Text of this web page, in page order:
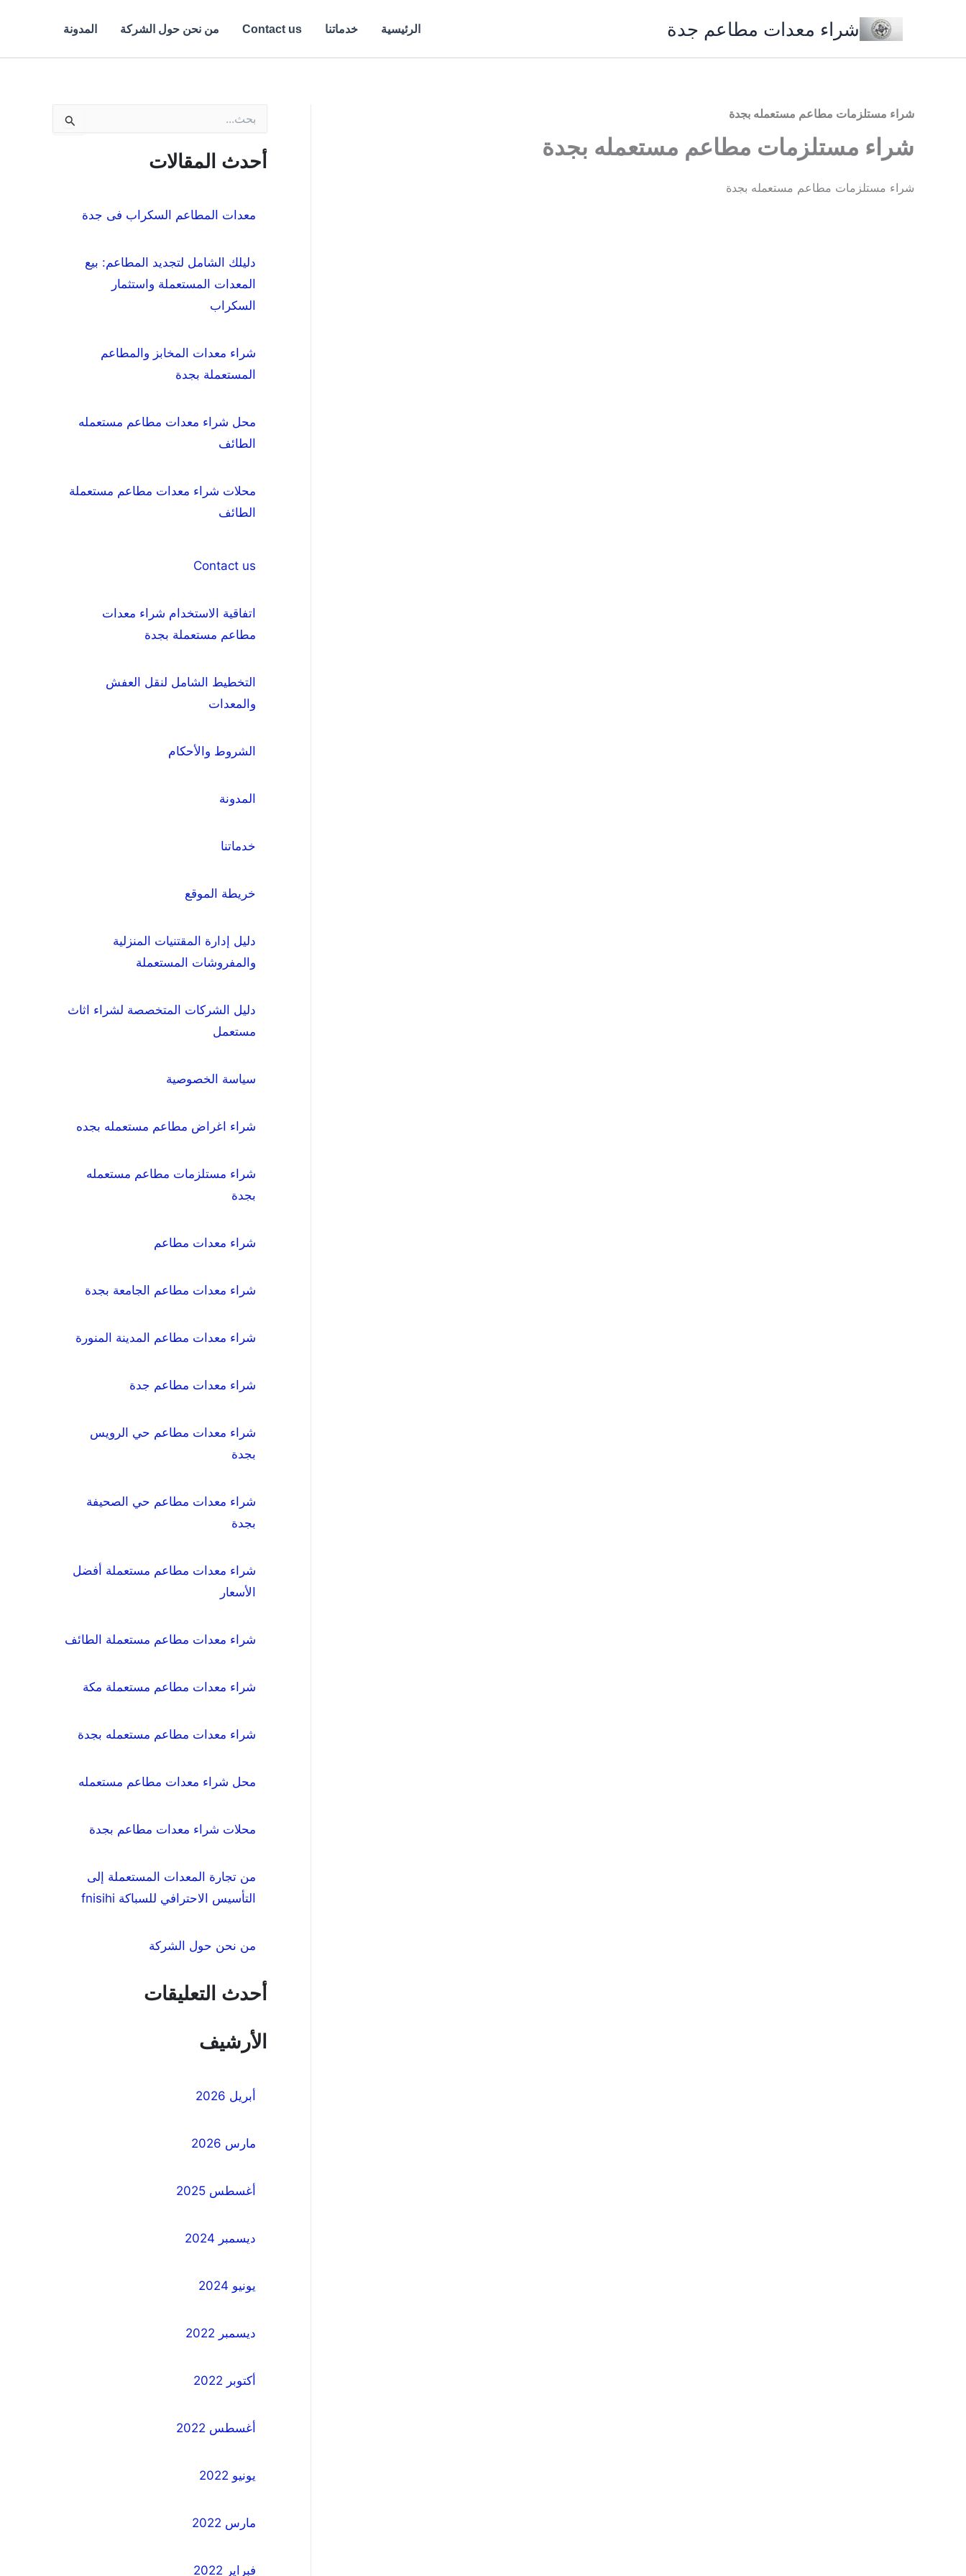
شراء معدات مطاعم جدة الرئيسية خدماتنا Contact us من نحن حول الشركة المدونة
شراء مستلزمات مطاعم مستعمله بجدة
شراء مستلزمات مطاعم مستعمله بجدة
شراء مستلزمات مطاعم مستعمله بجدة
ح
ث
أحدث المقالات
معدات المطاعم السكراب فى جدة
دليلك الشامل لتجديد المطاعم: بيع
المعدات المستعملة واستثمار
السكراب
شراء معدات المخابز والمطاعم
المستعملة بجدة
محل شراء معدات مطاعم مستعمله
الطائف
محلات شراء معدات مطاعم مستعملة
الطائف
Contact us
اتفاقية الاستخدام شراء معدات
مطاعم مستعملة بجدة
التخطيط الشامل لنقل العفش
والمعدات
الشروط والأحكام
المدونة
خدماتنا
خريطة الموقع
دليل إدارة المقتنيات المنزلية
والمفروشات المستعملة
دليل الشركات المتخصصة لشراء اثاث
مستعمل
سياسة الخصوصية
شراء اغراض مطاعم مستعمله بجده
شراء مستلزمات مطاعم مستعمله
بجدة
شراء معدات مطاعم
شراء معدات مطاعم الجامعة بجدة
شراء معدات مطاعم المدينة المنورة
شراء معدات مطاعم جدة
شراء معدات مطاعم حي الرويس
بجدة
شراء معدات مطاعم حي الصحيفة
بجدة
شراء معدات مطاعم مستعملة أفضل
الأسعار
شراء معدات مطاعم مستعملة الطائف
شراء معدات مطاعم مستعملة مكة
شراء معدات مطاعم مستعمله بجدة
محل شراء معدات مطاعم مستعمله
محلات شراء معدات مطاعم بجدة
من تجارة المعدات المستعملة إلى
التأسيس الاحترافي للسباكة fnisihi
من نحن حول الشركة
أحدث التعليقات
الأرشيف
أبريل 2026
مارس 2026
أغسطس 2025
ديسمبر 2024
يونيو 2024
ديسمبر 2022
أكتوبر 2022
أغسطس 2022
يونيو 2022
مارس 2022
فبراير 2022